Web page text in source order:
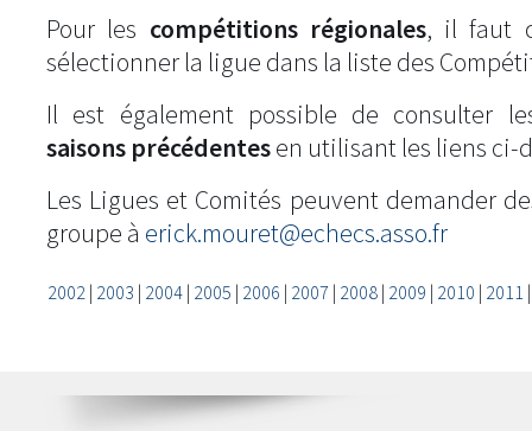
Pour les compétitions régionales, il faut
sélectionner la ligue dans la liste des
Il est également possible de consulter
saisons précédentesen utilisant les liens ci-
Les Ligues et Comités peuvent demander
groupe à erick.mouret@echecs.asso.fr
2002| 2003 | 2004| 2005 | 2006 | 2007 | 2008| 2009 | 2010 | 2011